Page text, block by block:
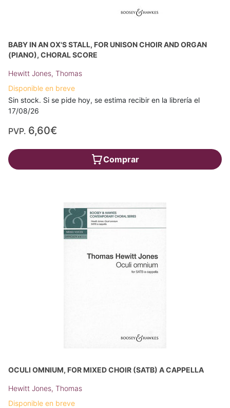
BABY IN AN OX'S STALL, FOR UNISON CHOIR AND ORGAN
(PIANO), CHORAL SCORE
Hewitt Jones, Thomas
Disponible en breve
Sin stock. Si se pide hoy, se estima recibir en la librería el
17/08/26
PVP. 6,60€
Comprar
OCULI OMNIUM, FOR MIXED CHOIR (SATB) A CAPPELLA
Hewitt Jones, Thomas
Disponible en breve